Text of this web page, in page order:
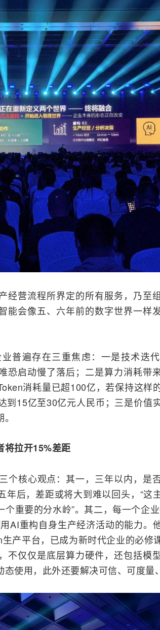
经营流程所界定的所有服务，乃至
能会像五、六年前的数字世界一样
普遍存在三重焦虑：一是技术迭
恐启动慢了落后；二是算力消耗带
消耗量已超100亿，若保持这样
到15亿至30亿元人民币；三是价值
将拉开15%差距
个核心观点：其一，三年以内，是
年后，差距或将大到难以回头，“这
重要的分水岭”。其二，每一个企
AI重构自身生产经济活动的能力。
产平台，已成为新时代企业的必修
不仅仅是底层算力硬件，还包括模
使用，此外还要解决可信、可度量